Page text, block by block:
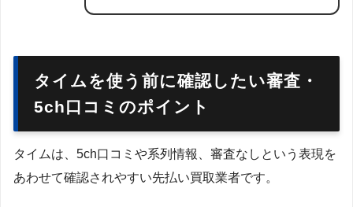
タイムを使う前に確認したい審査・
5ch口コミのポイント
タイムは、5ch口コミや系列情報、審査なしという表現を
あわせて確認されやすい先払い買取業者です。